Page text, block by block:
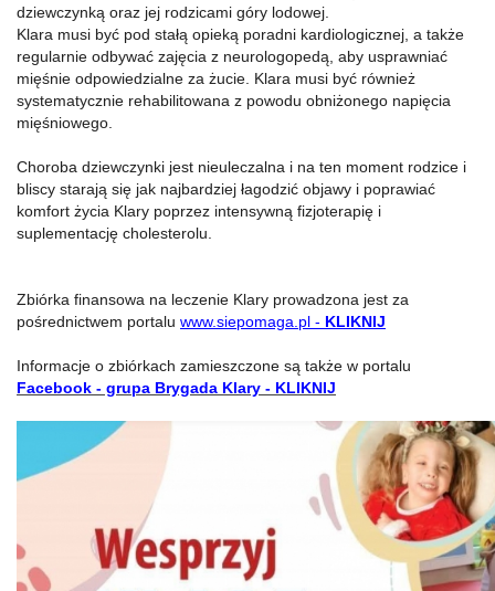
dziewczynką oraz jej rodzicami góry lodowej.
Klara musi być pod stałą opieką poradni kardiologicznej, a także
regularnie odbywać zajęcia z neurologopedą, aby usprawniać
mięśnie odpowiedzialne za żucie. Klara musi być również
systematycznie rehabilitowana z powodu obniżonego napięcia
mięśniowego.
Choroba dziewczynki jest nieuleczalna i na ten moment rodzice i
bliscy starają się jak najbardziej łagodzić objawy i poprawiać
komfort życia Klary poprzez intensywną fizjoterapię i
suplementację cholesterolu.
Zbiórka finansowa na leczenie Klary prowadzona jest za
pośrednictwem portalu www.siepomaga.pl - KLIKNIJ
Informacje o zbiórkach zamieszczone są także w portalu
Facebook - grupa Brygada Klary - KLIKNIJ